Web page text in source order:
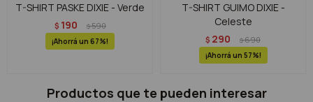
T-SHIRT PASKE DIXIE - Verde
$ 190 $590
67
T-SHIRT GUIMO DIXIE -
Celeste
$ 290 $690
57
Productos que te pueden interesar